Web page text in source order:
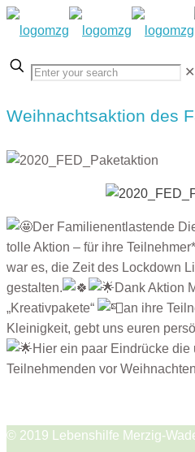
✕
Weihnachtsaktion des
Der Familienentlastende
tolle Aktion – für ihre
war es, die Zeit des Lockdown
gestalten.
Dank Aktion
„Kreativpakete“
an ihre
Kleinigkeit, gebt uns euren
Hier ein paar Eindrücke
Teilnehmenden vor
© 2019 Lebenshilfe Merzig-